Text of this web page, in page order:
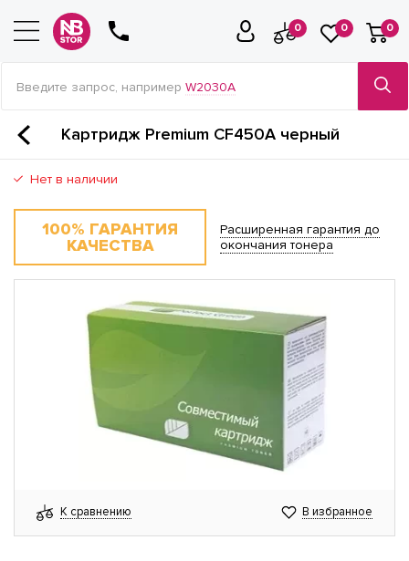
0 0 0
Введите запрос, например W2030A
Картридж Premium CF450A черный
Нет в наличии
100% ГАРАНТИЯ
КАЧЕСТВА
Расширенная гарантия до
окончания тонера
К сравнению В избранное